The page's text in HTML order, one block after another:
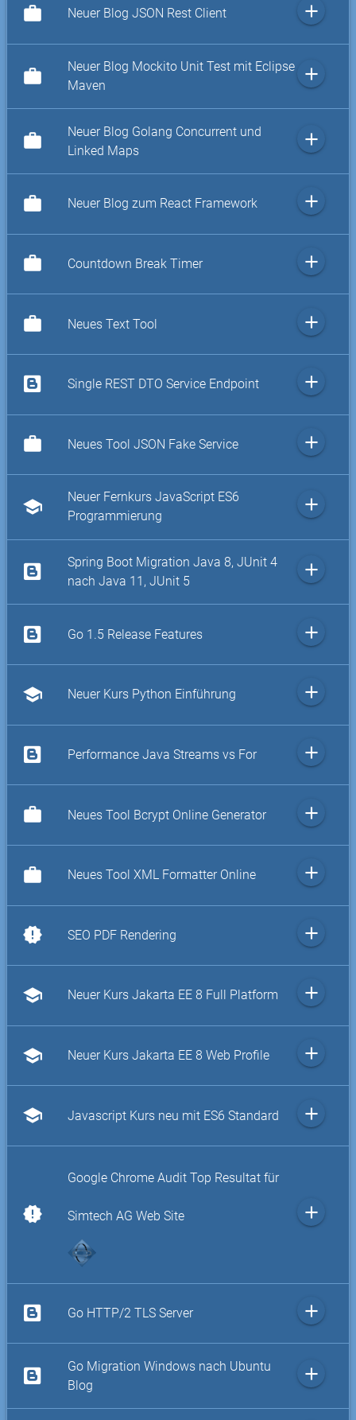
work Neuer Blog JSON Rest Client add
work
Neuer Blog Mockito Unit Test mit Eclipse
Maven
add
work
Neuer Blog Golang Concurrent und
Linked Maps
add
work Neuer Blog zum React Framework add
work Countdown Break Timer add
work Neues Text Tool add
Single REST DTO Service Endpoint add
work Neues Tool JSON Fake Service add
school
Neuer Fernkurs JavaScript ES6
Programmierung
add
Spring Boot Migration Java 8, JUnit 4
nach Java 11, JUnit 5
add
Go 1.5 Release Features add
school Neuer Kurs Python Einführung add
Performance Java Streams vs For add
work Neues Tool Bcrypt Online Generator add
work Neues Tool XML Formatter Online add
new_releases SEO PDF Rendering add
school Neuer Kurs Jakarta EE 8 Full Platform add
school Neuer Kurs Jakarta EE 8 Web Profile add
school Javascript Kurs neu mit ES6 Standard add
new_releases
Google Chrome Audit Top Resultat für
Simtech AG Web Site add
Go HTTP/2 TLS Server add
Go Migration Windows nach Ubuntu
Blog
add